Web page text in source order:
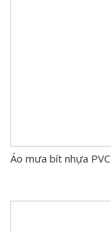
Áo mưa bít nhựa